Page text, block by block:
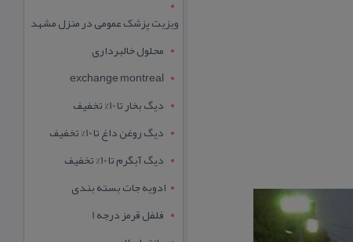
ویزیت پزشک عمومی در منزل مشهد
محلول خالبرداری
exchange montreal
دیگ بخار تا 10% تخفیف
دیگ روغن داغ تا 10% تخفیف
دیگ آبگرم تا 10% تخفیف
ادویه جات بسته بندی
فلفل قرمز درجه 1